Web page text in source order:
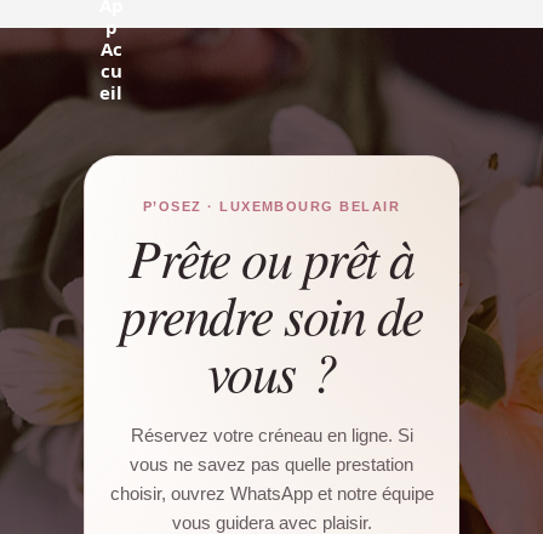
P’OSEZ · LUXEMBOURG BELAIR
Prête ou prêt à
prendre soin de
vous ?
Réservez votre créneau en ligne. Si
vous ne savez pas quelle prestation
choisir, ouvrez WhatsApp et notre équipe
vous guidera avec plaisir.